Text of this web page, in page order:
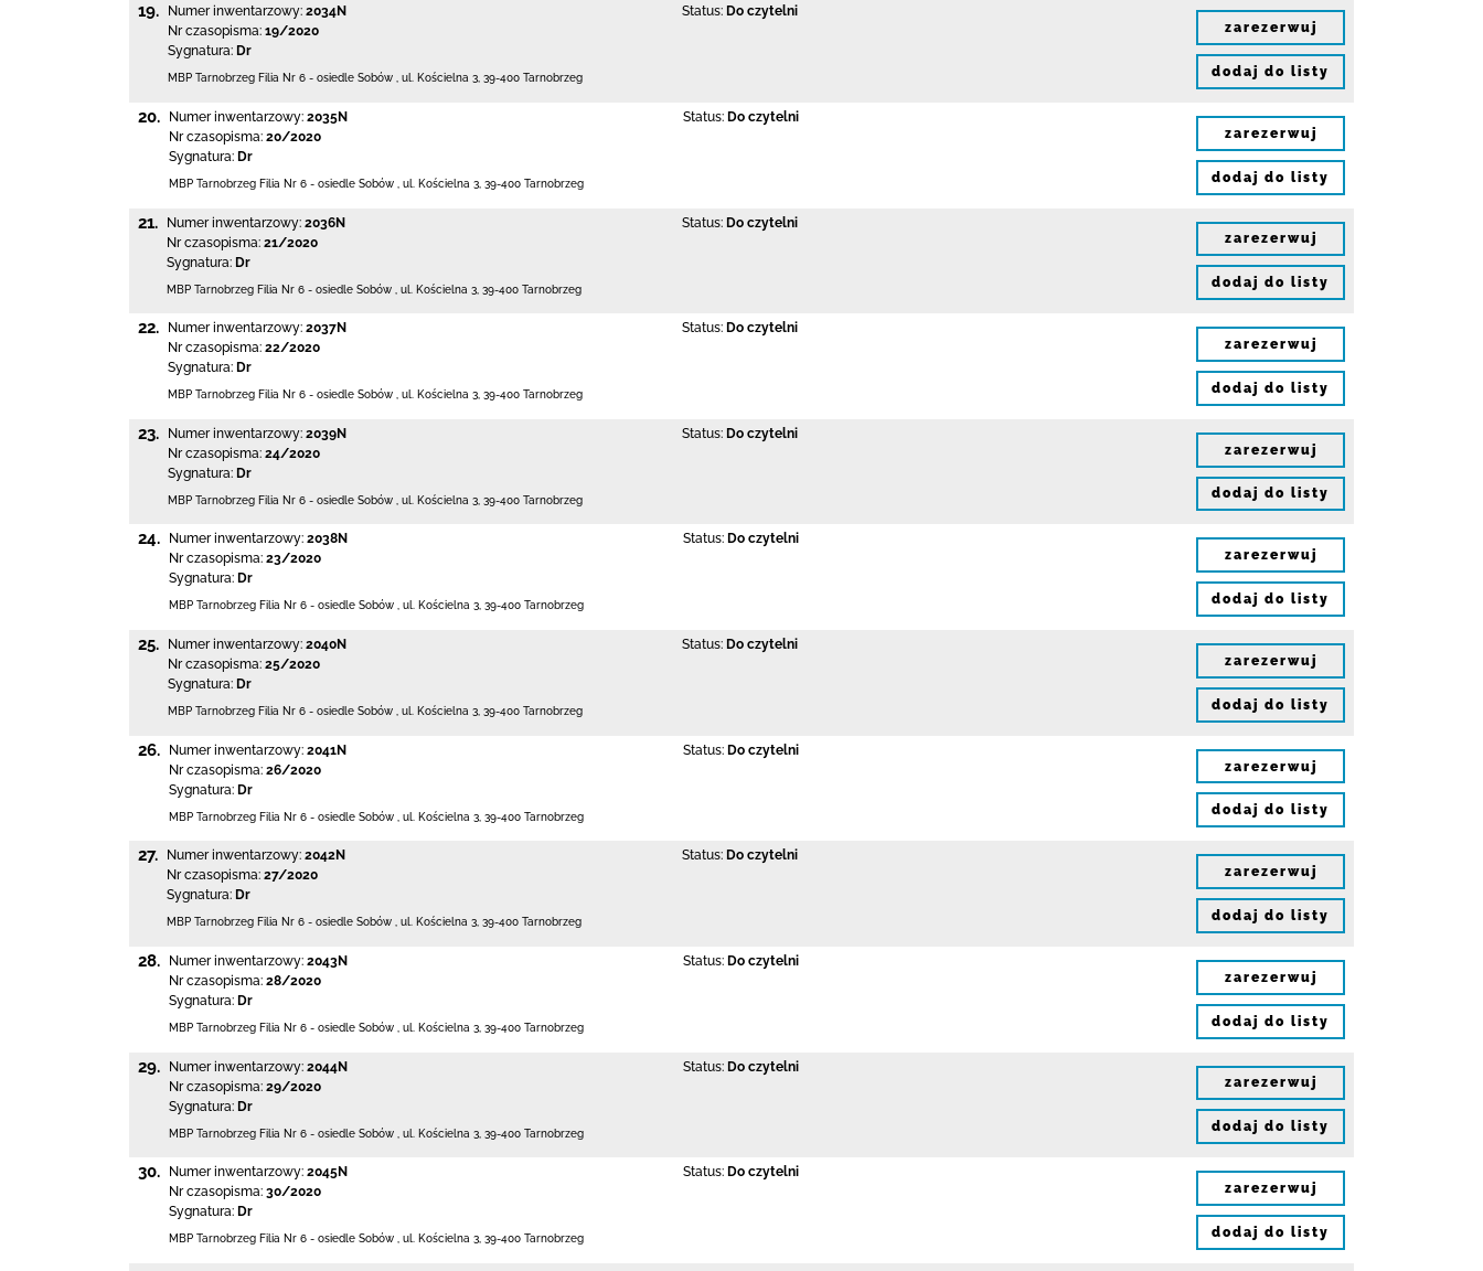
19. Numer inwentarzowy: 2034N
Nr czasopisma: 19/2020
Sygnatura: Dr
Status: Do czytelni
MBP Tarnobrzeg Filia Nr 6 - osiedle Sobów , ul. Kościelna 3, 39-400 Tarnobrzeg
zarezerwuj
dodaj do listy
20. Numer inwentarzowy: 2035N
Nr czasopisma: 20/2020
Sygnatura: Dr
Status: Do czytelni
MBP Tarnobrzeg Filia Nr 6 - osiedle Sobów ul. Kościelna 3 39-400 Tarnobrzeg
zarezerwuj
dodaj do listy
21. Numer inwentarzowy: 2036N
Nr czasopisma: 21/2020
Sygnatura: Dr
Status: Do czytelni
MBP Tarnobrzeg Filia Nr 6 - osiedle Sobów ul. Kościelna 3 39-400 Tarnobrzeg
zarezerwuj
dodaj do listy
22. Numer inwentarzowy: 2037N
Nr czasopisma: 22/2020
Sygnatura: Dr
Status: Do czytelni
MBP Tarnobrzeg Filia Nr 6 - osiedle Sobów ul. Kościelna 3 39-400 Tarnobrzeg
zarezerwuj
dodaj do listy
23. Numer inwentarzowy: 2039N
Nr czasopisma: 24/2020
Sygnatura: Dr
Status: Do czytelni
MBP Tarnobrzeg Filia Nr 6 - osiedle Sobów ul. Kościelna 3 39-400 Tarnobrzeg
zarezerwuj
dodaj do listy
24. Numer inwentarzowy: 2038N
Nr czasopisma: 23/2020
Sygnatura: Dr
Status: Do czytelni
MBP Tarnobrzeg Filia Nr 6 - osiedle Sobów , ul. Kościelna 3, 39-400 Tarnobrzeg
zarezerwuj
dodaj do listy
25. Numer inwentarzowy: 2040N
Nr czasopisma: 25/2020
Sygnatura: Dr
Status: Do czytelni
MBP Tarnobrzeg Filia Nr 6 - osiedle Sobów ul. Kościelna 3 39-400 Tarnobrzeg
zarezerwuj
dodaj do listy
26. Numer inwentarzowy: 2041N
Nr czasopisma: 26/2020
Sygnatura: Dr
Status: Do czytelni
MBP Tarnobrzeg Filia Nr 6 - osiedle Sobów ul. Kościelna 3 39-400 Tarnobrzeg
zarezerwuj
dodaj do listy
27. Numer inwentarzowy: 2042N
Nr czasopisma: 27/2020
Sygnatura: Dr
Status: Do czytelni
MBP Tarnobrzeg Filia Nr 6 - osiedle Sobów , ul. Kościelna 3, 39-400 Tarnobrzeg
zarezerwuj
dodaj do listy
28. Numer inwentarzowy: 2043N
Nr czasopisma: 28/2020
Sygnatura: Dr
Status: Do czytelni
MBP Tarnobrzeg Filia Nr 6 - osiedle Sobów ul. Kościelna 3 39-400 Tarnobrzeg
zarezerwuj
dodaj do listy
29. Numer inwentarzowy: 2044N
Nr czasopisma: 29/2020
Sygnatura: Dr
Status: Do czytelni
MBP Tarnobrzeg Filia Nr 6 - osiedle Sobów ul. Kościelna 3 39-400 Tarnobrzeg
zarezerwuj
dodaj do listy
30. Numer inwentarzowy: 2045N
Nr czasopisma: 30/2020
Sygnatura: Dr
Status: Do czytelni
MBP Tarnobrzeg Filia Nr 6 - osiedle Sobów ul. Kościelna 3 39-400 Tarnobrzeg
zarezerwuj
dodaj do listy